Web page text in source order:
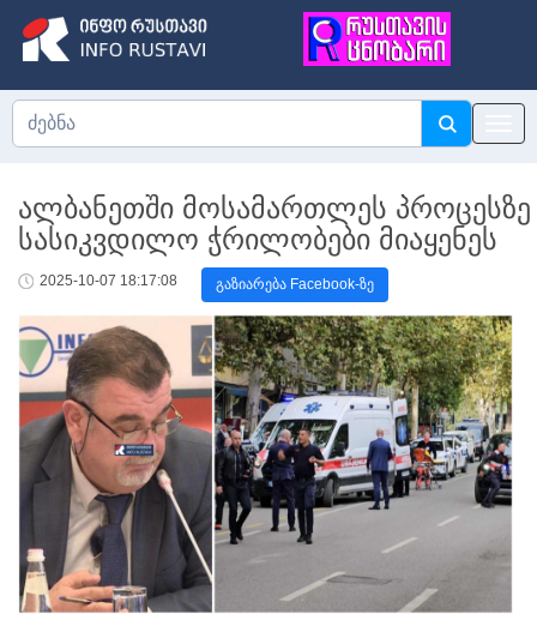
ალბანეთში მოსამართლეს პროცესზე
სასიკვდილო ჭრილობები მიაყენეს
2025-10-07 18:17:08 გაზიარება Facebook-ზე